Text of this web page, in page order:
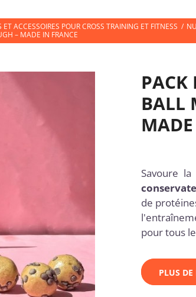
ACCESSOIRES POUR CROSS TRAINING ET FITNESS /
– MADE IN FRANCE
PACK
BALL
Savoure la
de
pour tous
PLUS DE